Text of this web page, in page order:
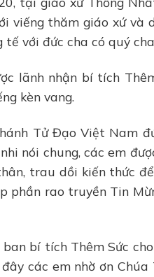
viếng thăm giáo xứ và
với đức cha có quý
lãnh nhận bí tích
kèn vang.
Tử Đạo Việt Nam
nói chung, các em
trau dồi kiến thức
phần rao truyền Tin
bí tích Thêm Sức
các em nhờ ơn